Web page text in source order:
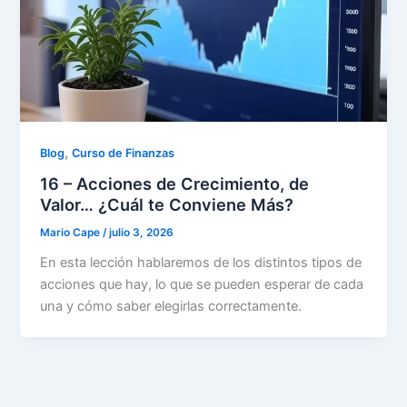
Blog,Curso de Finanzas
16 – Acciones de Crecimiento, de
Valor… ¿Cuál te Conviene Más?
Mario Cape/julio 3, 2026
En esta lección hablaremos de los distintos tipos de
acciones que hay, lo que se pueden esperar de cada
una y cómo saber elegirlas correctamente.